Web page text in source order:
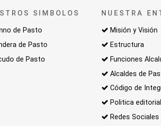
SIMBOLOS
de Pasto
de Pasto
de Pasto
NUESTRA
Misión y Visión
Estructura
Funciones
Alcaldes de
Código de
Politica editorial
Redes Sociales